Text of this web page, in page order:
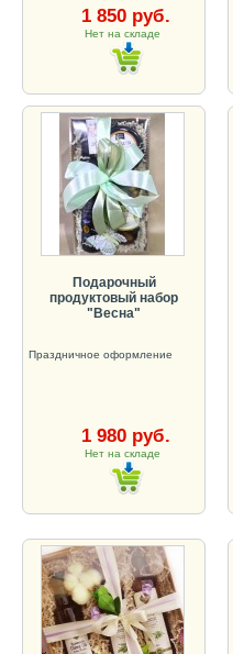
1 850 руб.
Нет на складе
Подарочный
продуктовый набор
"Весна"
Праздничное оформление
1 980 руб.
Нет на складе